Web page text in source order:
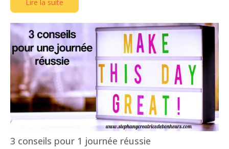
Lire la suite
3 conseils pour 1 journée réussie